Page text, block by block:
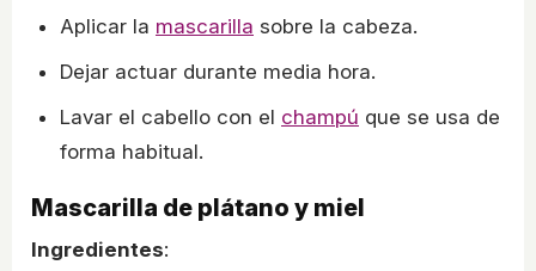
Aplicar la mascarilla sobre la cabeza.
Dejar actuar durante media hora.
Lavar el cabello con el champú que se usa de
forma habitual.
Mascarilla de plátano y miel
Ingredientes: